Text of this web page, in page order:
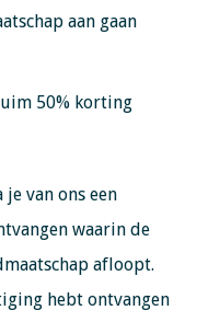
aan gaan
50% korting
van ons een
waarin de
afloopt.
hebt ontvangen